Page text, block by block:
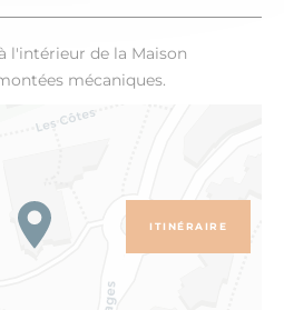
l'intérieur de la Maison
mécaniques.
ITINÉRAIRE